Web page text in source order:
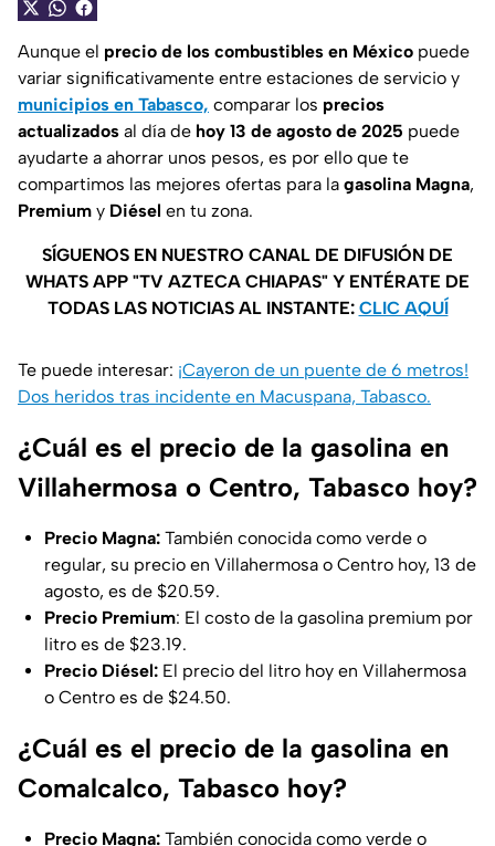
Aunque el precio de los combustibles en México puede
variar significativamente entre estaciones de servicio y
municipios en Tabasco, comparar los precios
actualizados al día de hoy 13 de agosto de 2025 puede
ayudarte a ahorrar unos pesos, es por ello que te
compartimos las mejores ofertas para la gasolina Magna,
Premium y Diésel en tu zona.
SÍGUENOS EN NUESTRO CANAL DE DIFUSIÓN DE
WHATS APP "TV AZTECA CHIAPAS" Y ENTÉRATE DE
TODAS LAS NOTICIAS AL INSTANTE: CLIC AQUÍ
Te puede interesar: ¡Cayeron de un puente de 6 metros!
Dos heridos tras incidente en Macuspana, Tabasco.
¿Cuál es el precio de la gasolina en
Villahermosa o Centro, Tabasco hoy?
Precio Magna: También conocida como verde o
regular, su precio en Villahermosa o Centro hoy, 13 de
agosto, es de $20.59.
Precio Premium: El costo de la gasolina premium por
litro es de $23.19.
Precio Diésel: El precio del litro hoy en Villahermosa
o Centro es de $24.50.
¿Cuál es el precio de la gasolina en
Comalcalco, Tabasco hoy?
Precio Magna: También conocida como verde o